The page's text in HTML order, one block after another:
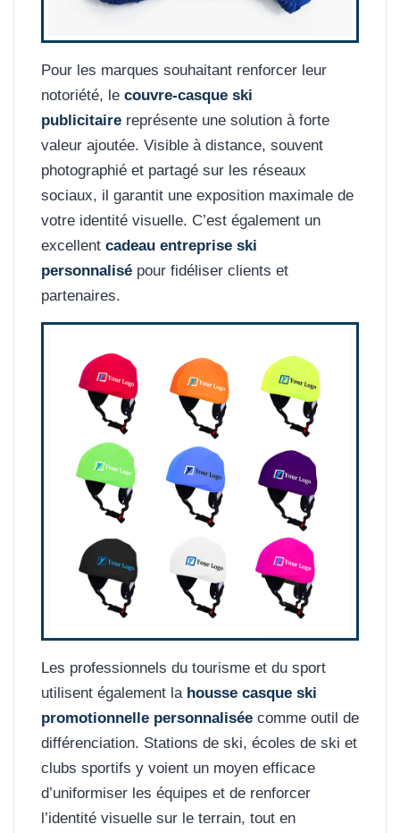
Pour les marques souhaitant renforcer leur
notoriété, le couvre-casque ski
publicitaire représente une solution à forte
valeur ajoutée. Visible à distance, souvent
photographié et partagé sur les réseaux
sociaux, il garantit une exposition maximale de
votre identité visuelle. C’est également un
excellent cadeau entreprise ski
personnalisé pour fidéliser clients et
partenaires.
Les professionnels du tourisme et du sport
utilisent également la housse casque ski
promotionnelle personnalisée comme outil de
différenciation. Stations de ski, écoles de ski et
clubs sportifs y voient un moyen efficace
d’uniformiser les équipes et de renforcer
l’identité visuelle sur le terrain, tout en